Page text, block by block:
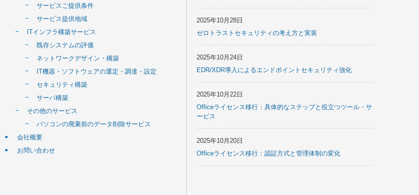
サービスご提供条件
サービス提供地域
ITインフラ構築サービス
既存システムの評価
ネットワークデザイン・構築
IT機器・ソフトウェアの選定・調達・設定
セキュリティ構築
サーバ構築
その他のサービス
パソコンの廃棄前のデータ削除サービス
会社概要
お問い合わせ
2025年10月28日
ゼロトラストセキュリティの考え方と実装
2025年10月24日
EDR/XDR導入によるエンドポイントセキュリティ強化
2025年10月22日
Officeライセンス移行：具体的なステップと役立つツール・サ
ービス
2025年10月20日
Officeライセンス移行：認証方式と管理体制の変化